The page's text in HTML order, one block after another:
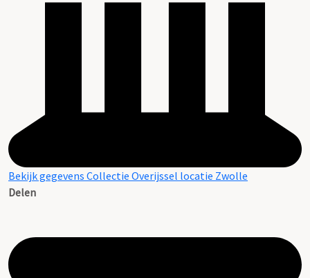
Bekijk gegevens Collectie Overijssel locatie Zwolle
Delen